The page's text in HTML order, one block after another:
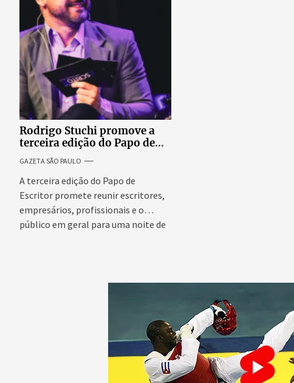
Rodrigo Stuchi promove a
terceira edição do Papo de
Escritor, podcast ao vivo que
reúne especialistas para
discutir saúde mental e
prosperidade.
GAZETA SÃO PAULO
A terceira edição do Papo de
Escritor promete reunir escritores,
empresários, profissionais e o
público em geral para uma noite de